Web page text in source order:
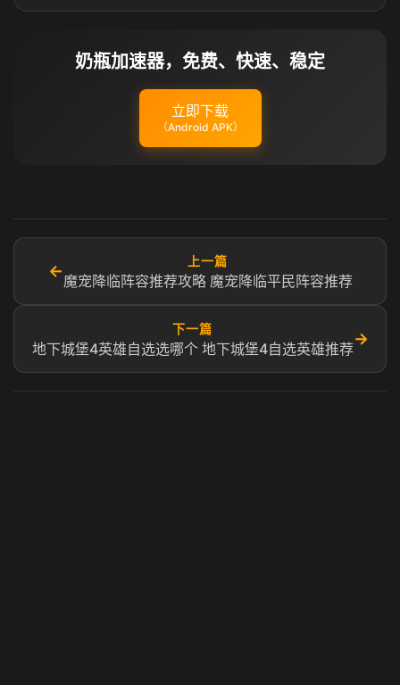
奶瓶加速器，免费、快速、稳定
立即下载
（Android APK）
←
上一篇
魔宠降临阵容推荐攻略 魔宠降临平民阵容推荐
下一篇
地下城堡4英雄自选选哪个 地下城堡4自选英雄推荐
→